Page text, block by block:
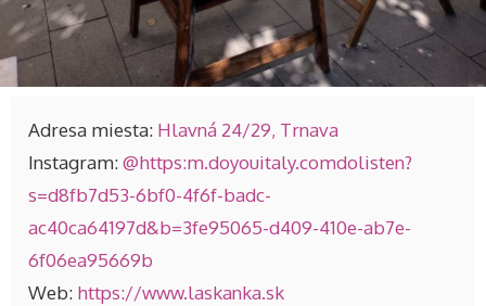
Adresa miesta: Hlavná 24/29, Trnava
Instagram:@https:m.doyouitaly.comdolisten?
s=d8fb7d53-6bf0-4f6f-badc-
ac40ca64197d&b=3fe95065-d409-410e-ab7e-
6f06ea95669b
Web: https://www.laskanka.sk